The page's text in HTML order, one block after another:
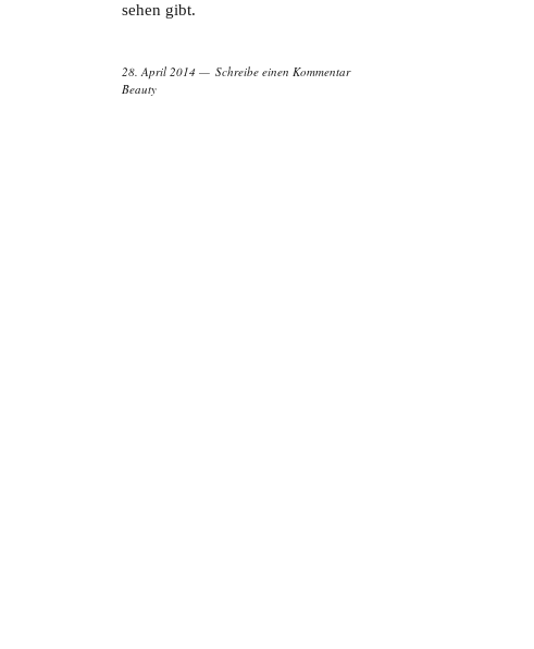
sehen gibt.
28. April 2014
Schreibe einen Kommentar
Beauty